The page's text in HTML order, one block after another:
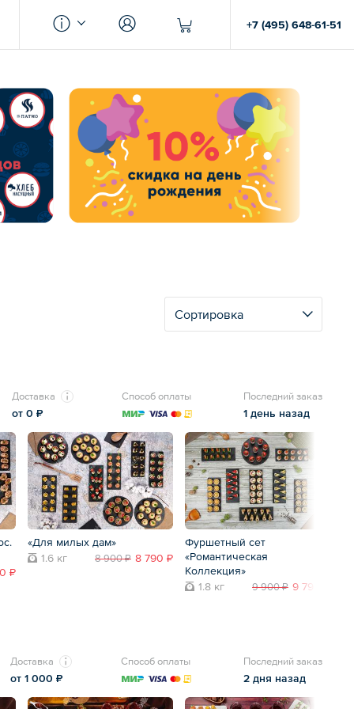
+7 (495) 648-61-51
Сортировка
Доставка
от 0 ₽
Способ оплаты Последний заказ
1 день назад
₽
«Для милых дам»
1.6 кг
8 900 ₽ 8 790 ₽
Фуршетный сет
«Романтическая
Коллекция»
1.8 кг
9 900 ₽ 9 790 ₽
Доставка
от 1 000 ₽
Способ оплаты Последний заказ
2 дня назад